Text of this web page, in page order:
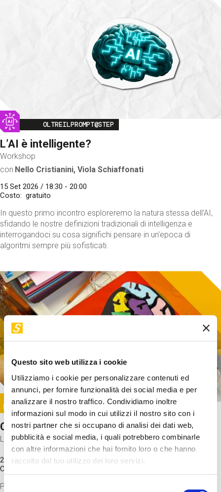
Questo sito web utilizza i cookie
Utilizziamo i cookie per personalizzare contenuti ed
annunci, per fornire funzionalità dei social media e per
analizzare il nostro traffico. Condividiamo inoltre
informazioni sul modo in cui utilizzi il nostro sito con i
nostri partner che si occupano di analisi dei dati web,
pubblicità e social media, i quali potrebbero combinarle
con altre informazioni che hai fornito loro o che hanno
raccolto dal tuo utilizzo dei loro servizi.
Selezione
Image
OLTREILPROMPT@STEP
L’AI è intelligente?
Workshop
con Nello Cristianini, Viola Schiaffonati
15 Set 2026 / 18:30 - 20:00
Costo
gratuito
In questo primo incontro esploreremo la natura stessa dell'AI,
sfidando le nostre definizioni tradizionali di intelligenza e
interrogandoci su cosa significhi pensare in un'epoca di
algoritmi sempre più sofisticati.
Image
SUNDAY@STEP
Come funziona il cervello?
Laboratorio
20 Set 2026 / 11:15 - 13:00
Costo
Proveremo a costruire un cervello in cartoncino cercando di